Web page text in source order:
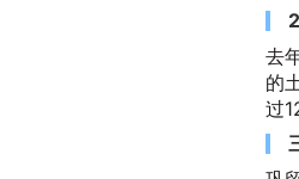
去
的
过